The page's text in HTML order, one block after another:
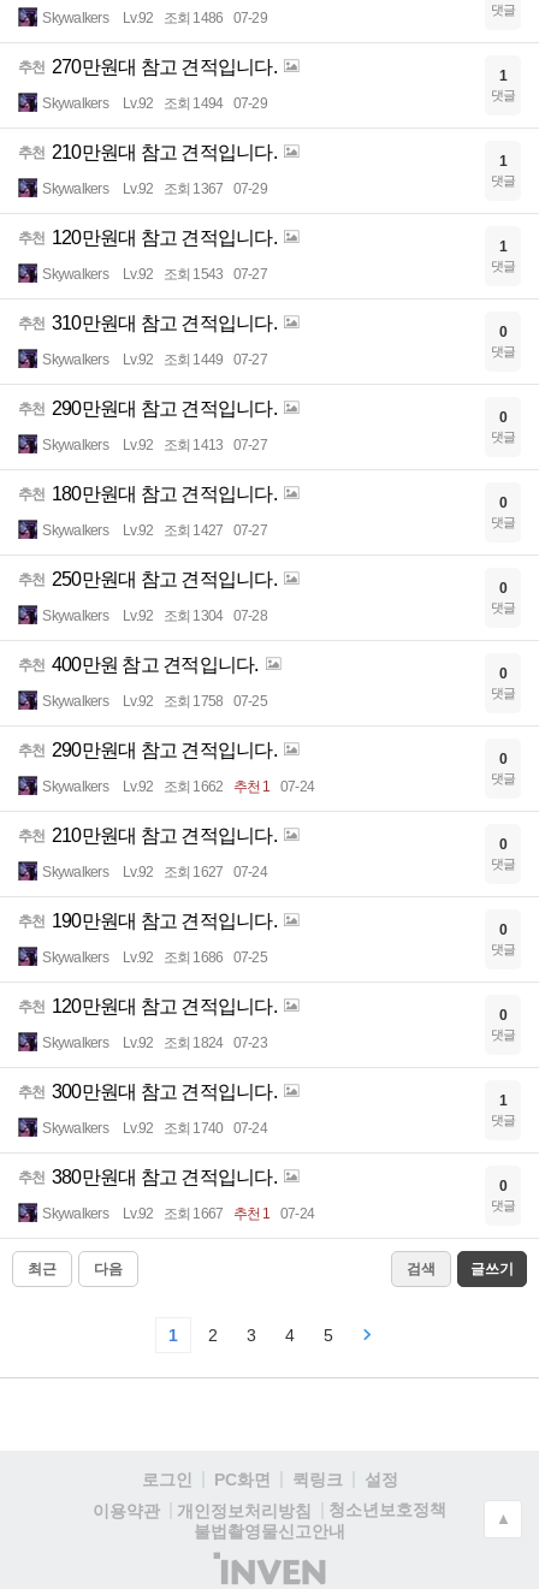
Skywalkers Lv.92 조회 1486 07-29 댓글
추천 270만원대 참고 견적입니다.
Skywalkers Lv.92 조회 1494 07-29
1
댓글
추천 210만원대 참고 견적입니다.
Skywalkers Lv.92 조회 1367 07-29
1
댓글
추천 120만원대 참고 견적입니다.
Skywalkers Lv.92 조회 1543 07-27
1
댓글
추천 310만원대 참고 견적입니다.
Skywalkers Lv.92 조회 1449 07-27
0
댓글
추천 290만원대 참고 견적입니다.
Skywalkers Lv.92 조회 1413 07-27
0
댓글
추천 180만원대 참고 견적입니다.
Skywalkers Lv.92 조회 1427 07-27
0
댓글
추천 250만원대 참고 견적입니다.
Skywalkers Lv.92 조회 1304 07-28
0
댓글
추천 400만원 참고 견적입니다.
Skywalkers Lv.92 조회 1758 07-25
0
댓글
추천 290만원대 참고 견적입니다.
Skywalkers Lv.92 조회 1662 추천 1 07-24
0
댓글
추천 210만원대 참고 견적입니다.
Skywalkers Lv.92 조회 1627 07-24
0
댓글
추천 190만원대 참고 견적입니다.
Skywalkers Lv.92 조회 1686 07-25
0
댓글
추천 120만원대 참고 견적입니다.
Skywalkers Lv.92 조회 1824 07-23
0
댓글
추천 300만원대 참고 견적입니다.
Skywalkers Lv.92 조회 1740 07-24
1
댓글
추천 380만원대 참고 견적입니다.
Skywalkers Lv.92 조회 1667 추천 1 07-24
0
댓글
최근 다음 검색 글쓰기
1 2 3 4 5
로그인 PC화면 퀵링크
설정
이용약관
개인정보처리방침
청소년보호정책
불법촬영물신고안내
(주)
▲